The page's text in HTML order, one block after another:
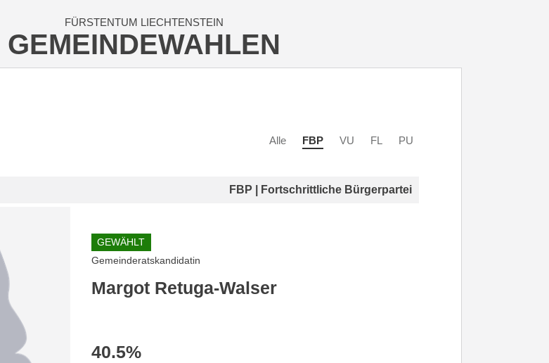
FÜRSTENTUM LIECHTENSTEIN
GEMEINDEWAHLEN
Alle FBP VU FL PU
FBP | Fortschrittliche Bürgerpartei
GEWÄHLT
Gemeinderatskandidatin
Margot Retuga-Walser
40.5%